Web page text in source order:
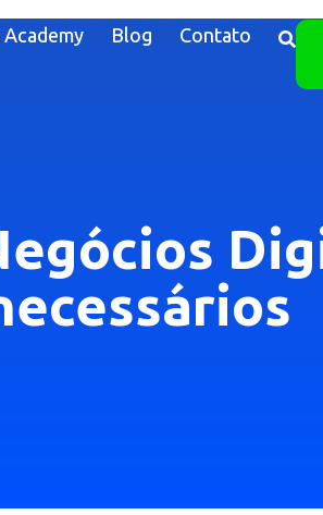
Blog Contato